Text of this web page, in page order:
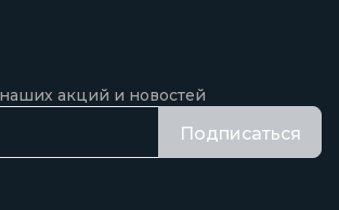
акций и новостей
Подписаться